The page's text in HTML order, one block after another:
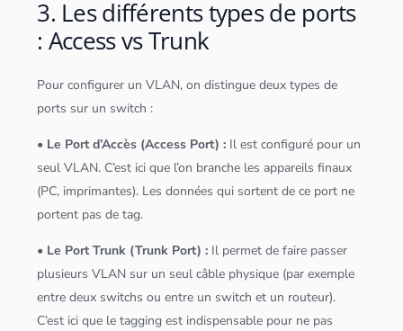
3. Les différents types de ports
: Access vs Trunk
Pour configurer un VLAN, on distingue deux types de
ports sur un switch :
• Le Port d’Accès (Access Port) : Il est configuré pour un
seul VLAN. C’est ici que l’on branche les appareils finaux
(PC, imprimantes). Lesdonnées qui sortent de ce port ne
portent pas de tag.
• Le Port Trunk (Trunk Port) : Il permet de faire passer
plusieurs VLAN sur un seul câble physique (par exemple
entre deux switchs ou entre un switch et un routeur).
C’est ici que le tagging est indispensable pour ne pas